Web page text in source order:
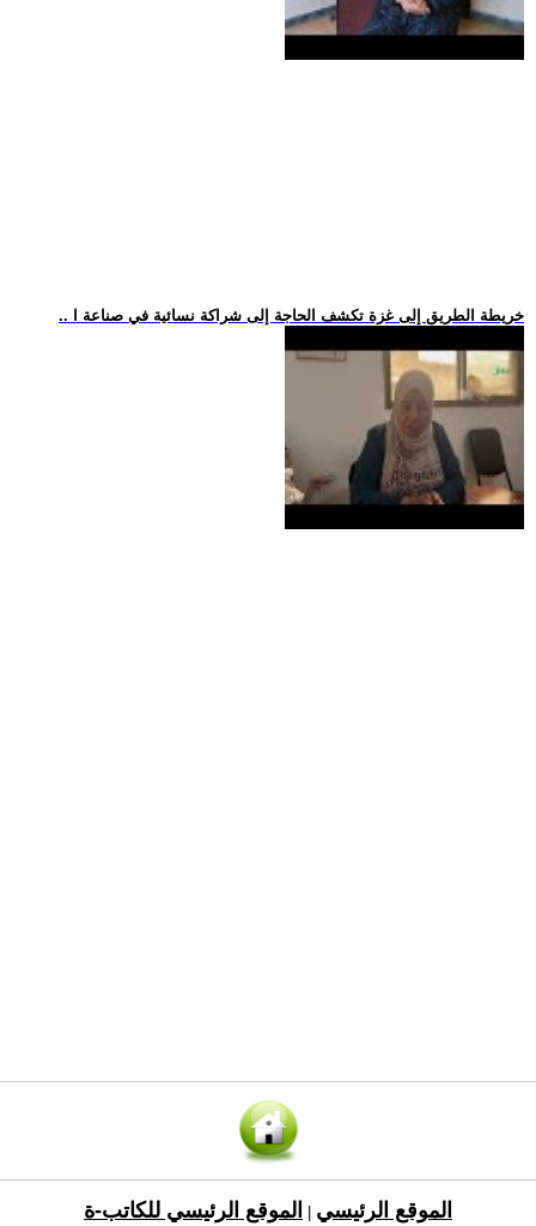
.. خريطة الطريق إلى غزة تكشف الحاجة إلى شراكة نسائية في صناعة ا
الموقع الرئيسي الموقع الرئيسي للكاتب-ة